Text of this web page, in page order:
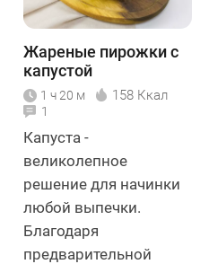
Жареные пирожки с
капустой
1 ч 20 м 158 Ккал
1
Капуста -
великолепное
решение для начинки
любой выпечки.
Благодаря
предварительной